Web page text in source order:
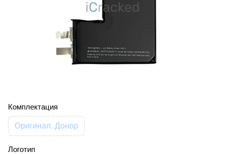
Комплектация
Оригинал. Донор
Логотип